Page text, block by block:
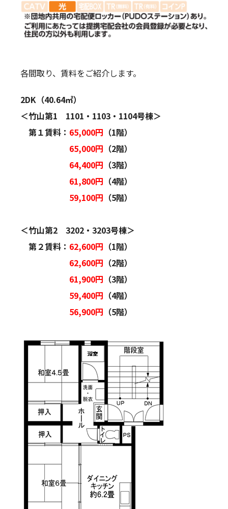
各間取り、賃料をご紹介します。
2DK（40.64㎡）
＜竹山第1 1101・1103・1104号棟＞
第１賃料： 65,000円 （1階）
65,000円 （2階）
64,400円 （3階）
61,800円 （4階）
59,100円 （5階）
＜竹山第2 3202・3203号棟＞
第２賃料： 62,600円 （1階）
62,600円 （2階）
61,900円 （3階）
59,400円 （4階）
56,900円 （5階）